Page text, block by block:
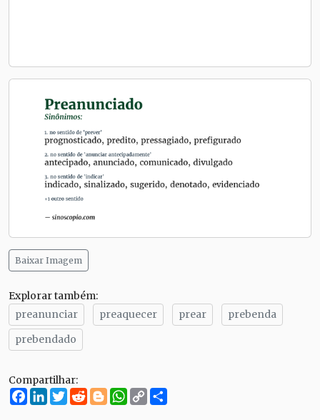
Baixar Imagem
Explorar também:
preanunciar
preaquecer prear
prebenda
prebendado
Compartilhar:
Facebook
LinkedIn
Twitter
RedditBloggerWhatsApp
Copy
Link